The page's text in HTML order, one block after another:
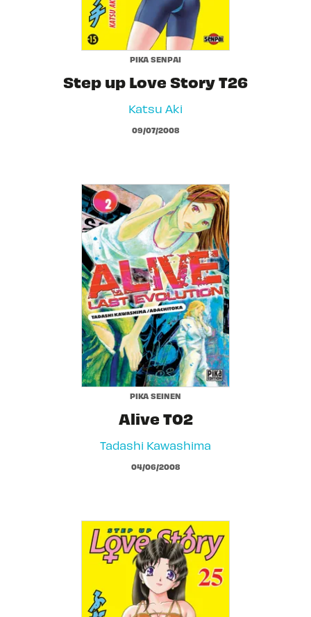
PIKA SENPAI
Step up Love Story T26
Katsu Aki
09/07/2008
PIKA SEINEN
Alive T02
Tadashi Kawashima
04/06/2008